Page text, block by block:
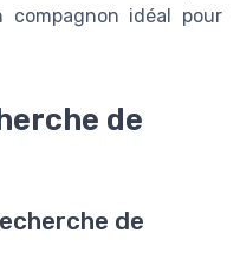
compagnon idéal pour
de
de